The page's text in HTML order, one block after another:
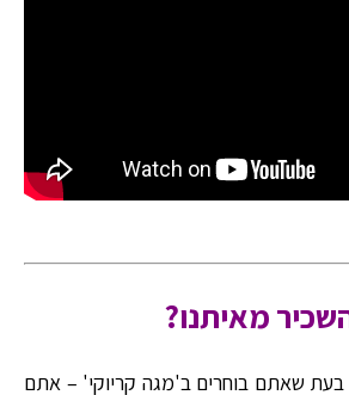
מאיתנו?
בעת שאתם בוחרים ב'מגה קריוקי' – אתם